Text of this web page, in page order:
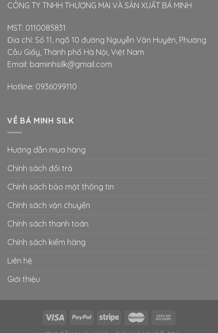
CÔNG TY TNHH THƯƠNG MAI VÀ SẢN XUẤT BÁ MINH
MST: 0110085831
Địa chỉ: Số 11, ngõ 10 đường Nguyễn Văn Huyên, Phường
Cầu Giấy, Thành phố Hà Nội, Việt Nam
Email: baminhsilk@gmail.com
Hotline: 0936099110
VỀ BÁ MINH SILK
Hướng dẫn mua hàng
Chính sách đổi trả
Chính sách bảo mật thông tin
Chính sách vận chuyển
Chính sách thanh toán
Chính sách kiểm hàng
Liên hệ
Giới thiệu